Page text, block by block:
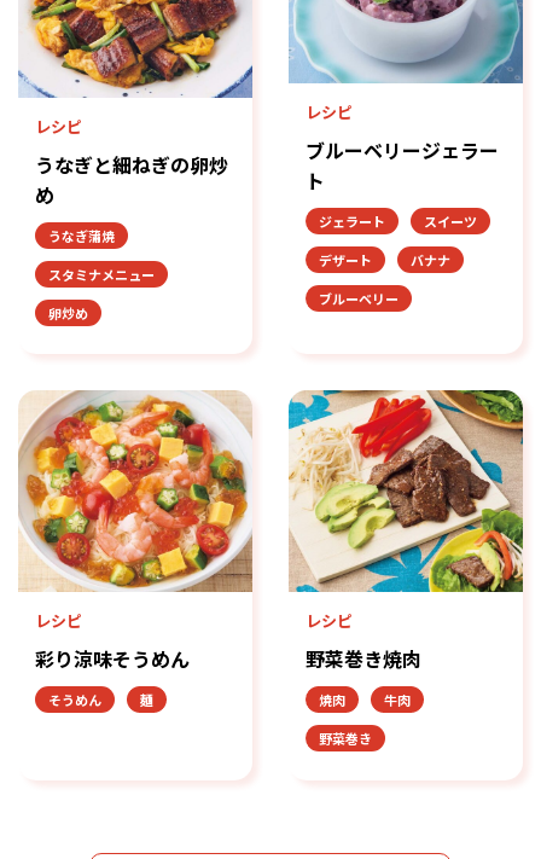
レシピ
うなぎと細ねぎの卵炒
め
うなぎ蒲焼
スタミナメニュー
卵炒め
レシピ
ブルーベリージェラー
ト
ジェラート
スイーツ
デザート
バナナ
ブルーベリー
レシピ
彩り涼味そうめん
そうめん 麺
レシピ
野菜巻き焼肉
焼肉
牛肉
野菜巻き